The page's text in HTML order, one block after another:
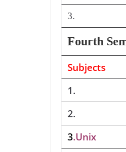
3.
Fourth
Subjects
1.
2.
3.Unix